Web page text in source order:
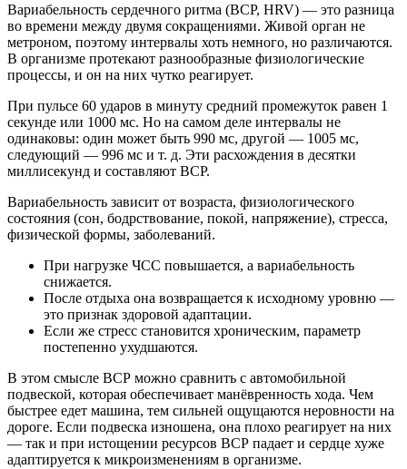
Вариабельность сердечного ритма (ВСР, HRV) — это разница
во времени между двумя сокращениями. Живой орган не
метроном, поэтому интервалы хоть немного, но различаются.
В организме протекают разнообразные физиологические
процессы, и он на них чутко реагирует.
При пульсе 60 ударов в минуту средний промежуток равен 1
секунде или 1000 мс. Но на самом деле интервалы не
одинаковы: один может быть 990 мс, другой — 1005 мс,
следующий — 996 мс и т. д. Эти расхождения в десятки
миллисекунд и составляют ВСР.
Вариабельность зависит от возраста, физиологического
состояния (сон, бодрствование, покой, напряжение), стресса,
физической формы, заболеваний.
При нагрузке ЧСС повышается, а вариабельность
снижается.
После отдыха она возвращается к исходному уровню —
это признак здоровой адаптации.
Если же стресс становится хроническим, параметр
постепенно ухудшаются.
В этом смысле ВСР можно сравнить с автомобильной
подвеской, которая обеспечивает манёвренность хода. Чем
быстрее едет машина, тем сильней ощущаются неровности на
дороге. Если подвеска изношена, она плохо реагирует на них
— так и при истощении ресурсов ВСР падает и сердце хуже
адаптируется к микроизменениям в организме.